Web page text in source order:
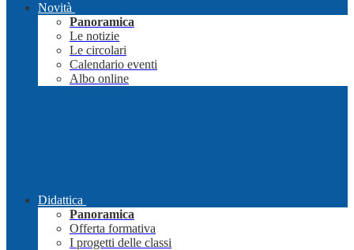
Novità
Panoramica
Le notizie
Le circolari
Calendario eventi
Albo online
Didattica
Panoramica
Offerta formativa
I progetti delle classi